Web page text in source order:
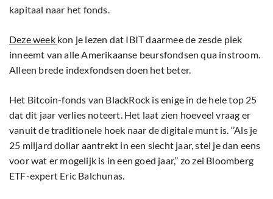
kapitaal naar het fonds.
Deze week kon je lezen dat IBIT daarmee de zesde plek
inneemt van alle Amerikaanse beursfondsen qua instroom.
Alleen brede indexfondsen doen het beter.
Het Bitcoin-fonds van BlackRock is enige in de hele top 25
dat dit jaar verlies noteert. Het laat zien hoeveel vraag er
vanuit de traditionele hoek naar de digitale munt is. ‘’Als je
25 miljard dollar aantrekt in een slecht jaar, stel je dan eens
voor wat er mogelijk is in een goed jaar,’’ zo zei Bloomberg
ETF-expert Eric Balchunas.